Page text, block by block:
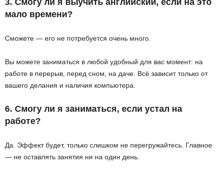
мало времени?
Сможете — его не потребуется очень много.
Вы можете заниматься в любой удобный для вас момент: на
работе в перерыв, перед сном, на даче. Всё зависит только от
вашего делания и наличия компьютера.
6. Смогу ли я заниматься, если устал на
работе?
Да. Эффект будет, только слишком не перегружайтесь. Главное
— не оставлять занятия ни на один день.